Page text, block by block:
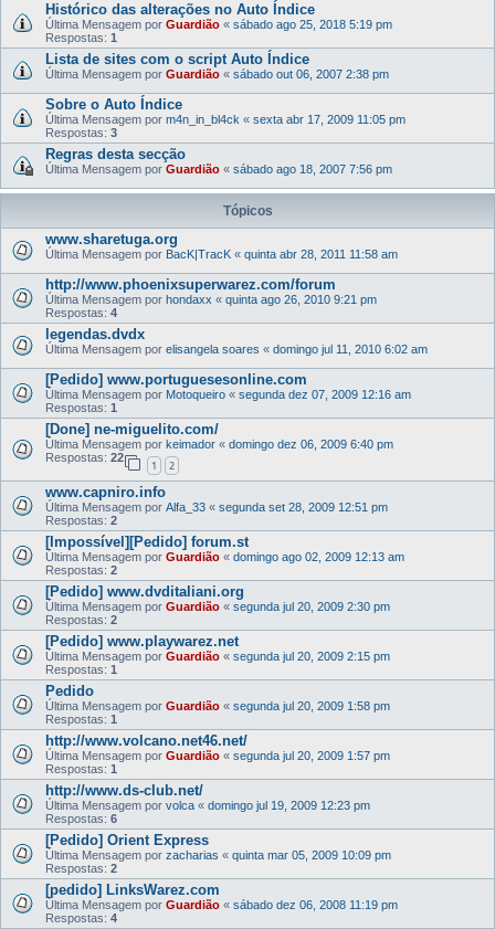
Histórico das alterações no Auto Índice
Última Mensagem por Guardião « sábado ago 25, 2018 5:19 pm
Respostas: 1
Lista de sites com o script Auto Índice
Última Mensagem por Guardião « sábado out 06, 2007 2:38 pm
Sobre o Auto Índice
Última Mensagem por m4n_in_bl4ck « sexta abr 17, 2009 11:05 pm
Respostas: 3
Regras desta secção
Última Mensagem por Guardião « sábado ago 18, 2007 7:56 pm
Tópicos
www.sharetuga.org
Última Mensagem por BacK|TracK « quinta abr 28, 2011 11:58 am
http://www.phoenixsuperwarez.com/forum
Última Mensagem por hondaxx « quinta ago 26, 2010 9:21 pm
Respostas: 4
legendas.dvdx
Última Mensagem por elisangela soares « domingo jul 11, 2010 6:02 am
[Pedido] www.portuguesesonline.com
Última Mensagem por Motoqueiro « segunda dez 07, 2009 12:16 am
Respostas: 1
[Done] ne-miguelito.com/
Última Mensagem por keimador « domingo dez 06, 2009 6:40 pm
Respostas: 22
1 2
www.capniro.info
Última Mensagem por Alfa_33 « segunda set 28, 2009 12:51 pm
Respostas: 2
[Impossível][Pedido] forum.st
Última Mensagem por Guardião « domingo ago 02, 2009 12:13 am
Respostas: 2
[Pedido] www.dvditaliani.org
Última Mensagem por Guardião « segunda jul 20, 2009 2:30 pm
Respostas: 2
[Pedido] www.playwarez.net
Última Mensagem por Guardião « segunda jul 20, 2009 2:15 pm
Respostas: 1
Pedido
Última Mensagem por Guardião « segunda jul 20, 2009 1:58 pm
Respostas: 1
http://www.volcano.net46.net/
Última Mensagem por Guardião « segunda jul 20, 2009 1:57 pm
Respostas: 1
http://www.ds-club.net/
Última Mensagem por volca « domingo jul 19, 2009 12:23 pm
Respostas: 6
[Pedido] Orient Express
Última Mensagem por zacharias « quinta mar 05, 2009 10:09 pm
Respostas: 2
[pedido] LinksWarez.com
Última Mensagem por Guardião « sábado dez 06, 2008 11:19 pm
Respostas: 4